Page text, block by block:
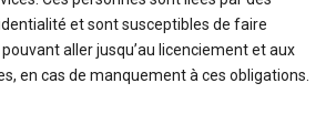
et sont susceptibles de faire
pouvant aller jusqu’au licenciement et aux
en cas de manquement à ces obligations.